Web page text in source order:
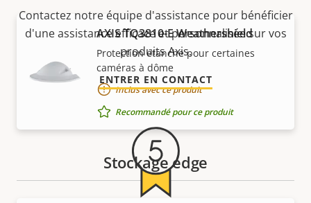
AXIS TQ3810-E Weathershield
Protection étanche pour certaines
caméras à dôme
Inclus avec ce produit
Recommandé pour ce produit
Stockage edge
Contactez notre équipe d'assistance pour bénéficier
d'une assistance efficace et personnalisée sur vos
produits Axis.
ENTRER EN CONTACT